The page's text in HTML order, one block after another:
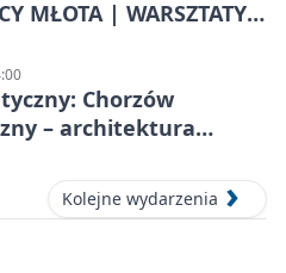
MŁOTA | WARSZTATY
Chorzów
– architektura
Kolejne wydarzenia